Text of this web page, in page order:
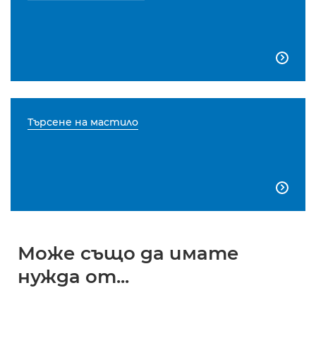

Търсене на мастило

Може също да имате
нужда от...